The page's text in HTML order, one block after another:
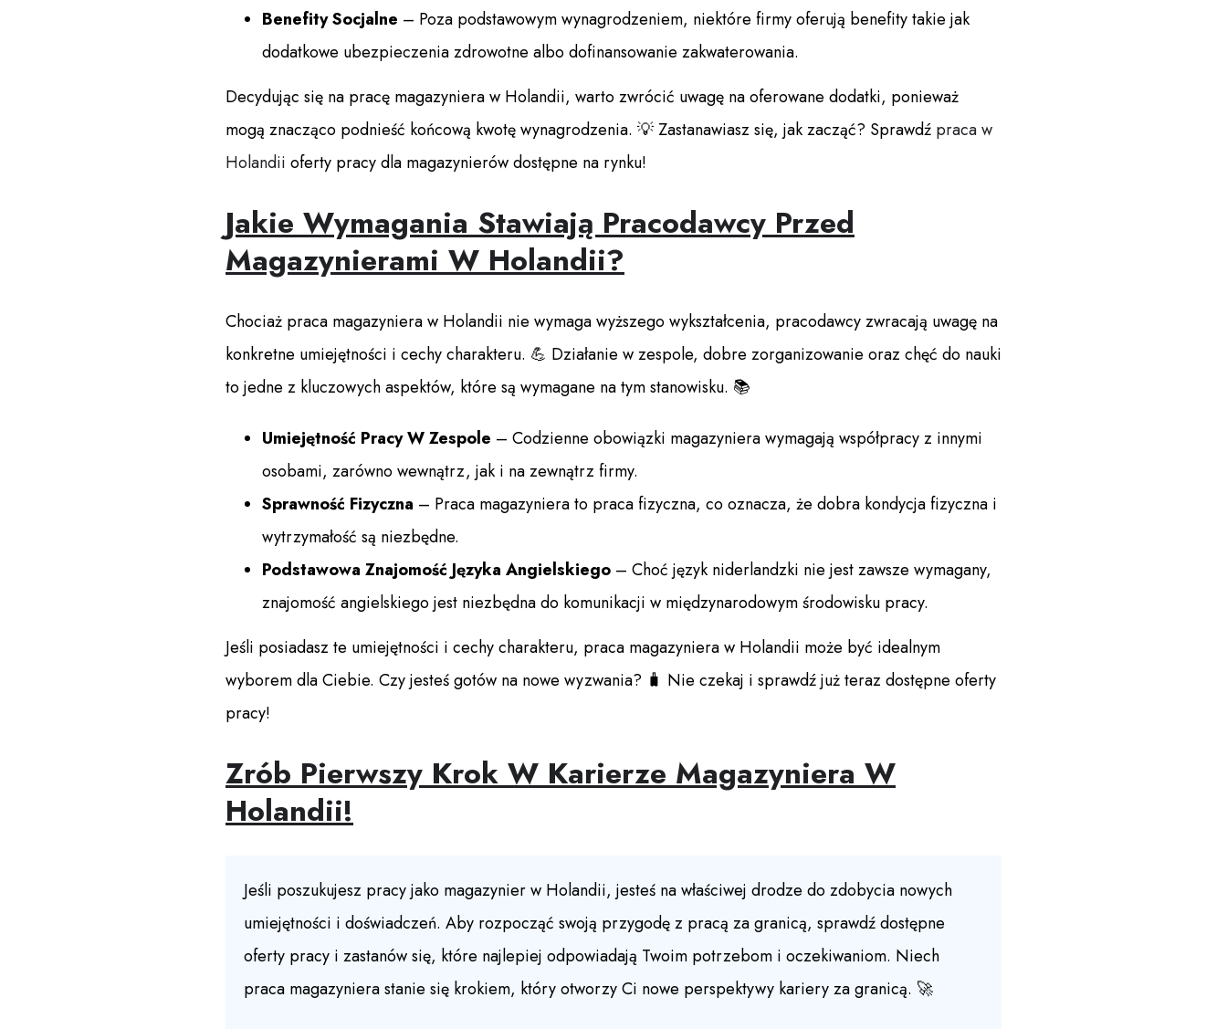
Benefity Socjalne – Poza podstawowym wynagrodzeniem, niektóre firmy oferują benefity takie jak
dodatkowe ubezpieczenia zdrowotne albo dofinansowanie zakwaterowania.
Decydując się na pracę magazyniera w Holandii, warto zwrócić uwagę na oferowane dodatki, ponieważ
mogą znacząco podnieść końcową kwotę wynagrodzenia. 💡 Zastanawiasz się, jak zacząć? Sprawdź praca w
Holandii oferty pracy dla magazynierów dostępne na rynku!
Jakie Wymagania Stawiają Pracodawcy Przed
Magazynierami W Holandii?
Chociaż praca magazyniera w Holandii nie wymaga wyższego wykształcenia, pracodawcy zwracają uwagę na
konkretne umiejętności i cechy charakteru. 💪 Działanie w zespole, dobre zorganizowanie oraz chęć do nauki
to jedne z kluczowych aspektów, które są wymagane na tym stanowisku. 📚
Umiejętność Pracy W Zespole – Codzienne obowiązki magazyniera wymagają współpracy z innymi
osobami, zarówno wewnątrz, jak i na zewnątrz firmy.
Sprawność Fizyczna – Praca magazyniera to praca fizyczna, co oznacza, że dobra kondycja fizyczna i
wytrzymałość są niezbędne.
Podstawowa Znajomość Języka Angielskiego – Choć język niderlandzki nie jest zawsze wymagany,
znajomość angielskiego jest niezbędna do komunikacji w międzynarodowym środowisku pracy.
Jeśli posiadasz te umiejętności i cechy charakteru, praca magazyniera w Holandii może być idealnym
wyborem dla Ciebie. Czy jesteś gotów na nowe wyzwania? 🧳 Nie czekaj i sprawdź już teraz dostępne oferty
pracy!
Zrób Pierwszy Krok W Karierze Magazyniera W
Holandii!
Jeśli poszukujesz pracy jako magazynier w Holandii, jesteś na właściwej drodze do zdobycia nowych
umiejętności i doświadczeń. Aby rozpocząć swoją przygodę z pracą za granicą, sprawdź dostępne
oferty pracy i zastanów się, które najlepiej odpowiadają Twoim potrzebom i oczekiwaniom. Niech
praca magazyniera stanie się krokiem, który otworzy Ci nowe perspektywy kariery za granicą. 🚀